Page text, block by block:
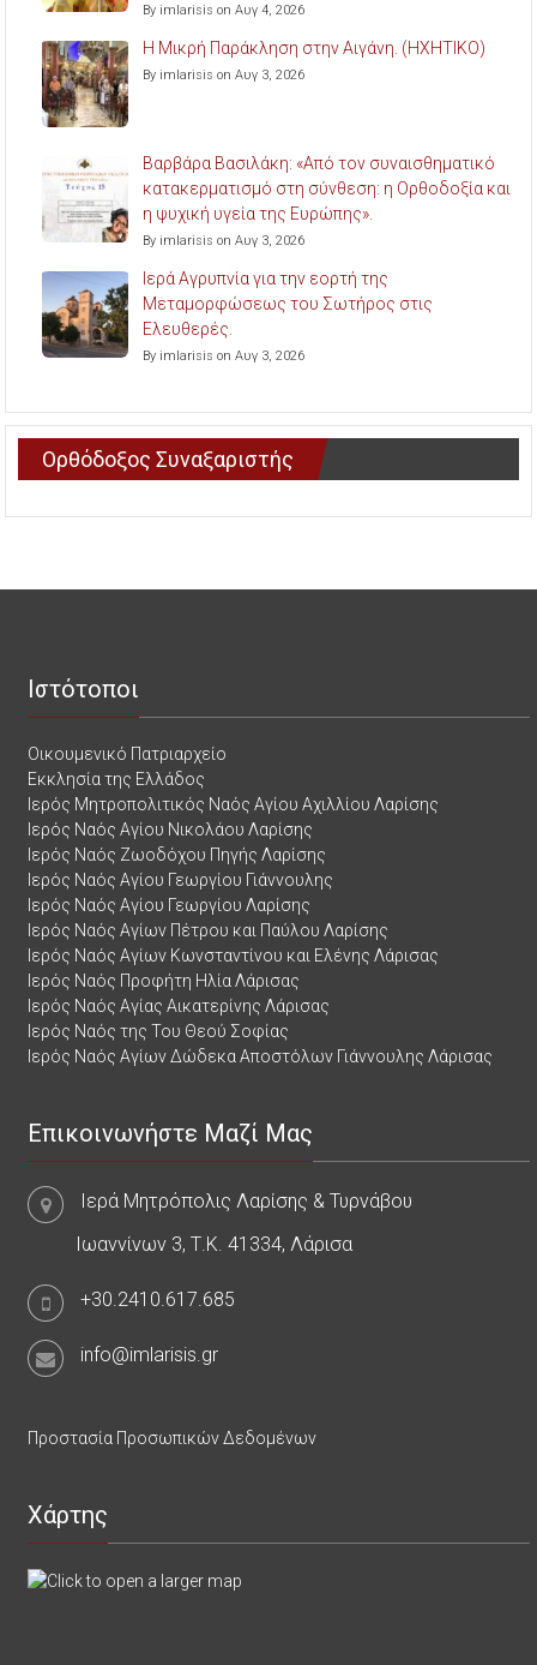
By imlarisis on Αυγ 4, 2026
Η Μικρή Παράκληση στην Αιγάνη. (ΗΧΗΤΙΚΟ)
By imlarisis on Αυγ 3, 2026
Βαρβάρα Βασιλάκη: «Από τον συναισθηματικό
κατακερματισμό στη σύνθεση: η Ορθοδοξία και
η ψυχική υγεία της Ευρώπης».
By imlarisis on Αυγ 3, 2026
Ιερά Αγρυπνία για την εορτή της
Μεταμορφώσεως του Σωτήρος στις
Ελευθερές.
By imlarisis on Αυγ 3, 2026
Ορθόδοξος Συναξαριστής
Ιστότοποι
Οικουμενικό Πατριαρχείο
Εκκλησία της Ελλάδος
Ιερός Μητροπολιτικός Ναός Αγίου Αχιλλίου Λαρίσης
Ιερός Ναός Αγίου Νικολάου Λαρίσης
Ιερός Ναός Ζωοδόχου Πηγής Λαρίσης
Ιερός Ναός Αγίου Γεωργίου Γιάννουλης
Ιερός Ναός Αγίου Γεωργίου Λαρίσης
Ιερός Ναός Αγίων Πέτρου και Παύλου Λαρίσης
Ιερός Ναός Αγίων Κωνσταντίνου και Ελένης Λάρισας
Ιερός Ναός Προφήτη Ηλία Λάρισας
Ιερός Ναός Αγίας Αικατερίνης Λάρισας
Ιερός Ναός της Του Θεού Σοφίας
Ιερός Ναός Αγίων Δώδεκα Αποστόλων Γιάννουλης Λάρισας
Επικοινωνήστε Μαζί Μας
Ιερά Μητρόπολις Λαρίσης & Τυρνάβου
Ιωαννίνων 3, Τ.Κ. 41334, Λάρισα
+30.2410.617.685
info@imlarisis.gr
Προστασία Προσωπικών Δεδομένων
Χάρτης